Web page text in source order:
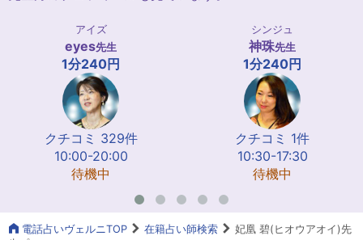
アイズ
eyes先生
1分240円
クチコミ 329件
10:00-20:00
待機中
シンジュ
神珠先生
1分240円
クチコミ 1件
10:30-17:30
待機中
電話占いヴェルニTOP 在籍占い師検索
妃凰 碧(ヒオウアオイ)先